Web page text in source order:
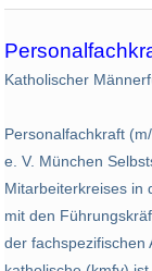
Katholischer
Personalfachkraft
e. V. München
Mitarbeiterkreises in
mit den
der fachspezifischen